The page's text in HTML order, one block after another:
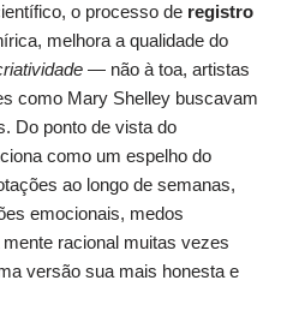
o processo de registro
melhora a qualidade do
— não à toa, artistas
como Mary Shelley buscavam
Do ponto de vista do
como um espelho do
ao longo de semanas,
emocionais, medos
racional muitas vezes
versão sua mais honesta e